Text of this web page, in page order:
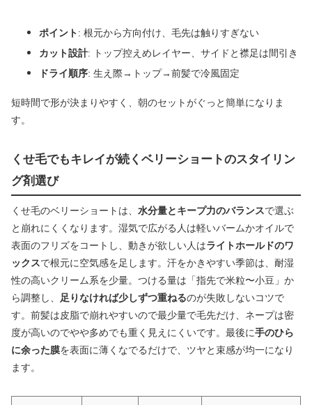
ポイント: 根元から方向付け、毛先は触りすぎない
カット設計: トップ控えめレイヤー、サイドと襟足は間引き
ドライ順序: 生え際→トップ→前髪で冷風固定
短時間で形が決まりやすく、朝のセットがぐっと簡単になりま
す。
くせ毛でもキレイが続くベリーショートのスタイリン
グ剤選び
くせ毛のベリーショートは、 水分量とキープ力のバランスで選ぶ
と崩れにくくなります。湿気で広がる人は軽いバームかオイルで
表面のフリズをコートし、動きが欲しい人はライトホールドのワ
ックスで根元に空気感を足します。汗をかきやすい季節は、耐湿
性の高いクリーム系を少量。つける量は「指先で米粒〜小豆」か
ら調整し、
足りなければ少しずつ重ねるのが失敗しないコツで
す。前髪は皮脂で崩れやすいので最少量で毛先だけ、ネープは密
度が高いのでやや多めでも重く見えにくいです。最後に手のひら
に余った膜を表面に薄くなでるだけで、ツヤと束感が均一になり
ます。